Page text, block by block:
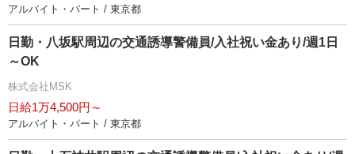
アルバイト・パート / 東京都
日勤・八坂駅周辺の交通誘導警備員/入社祝い金あり/週1日
～OK
株式会社MSK
日給1万4,500円～
アルバイト・パート / 東京都